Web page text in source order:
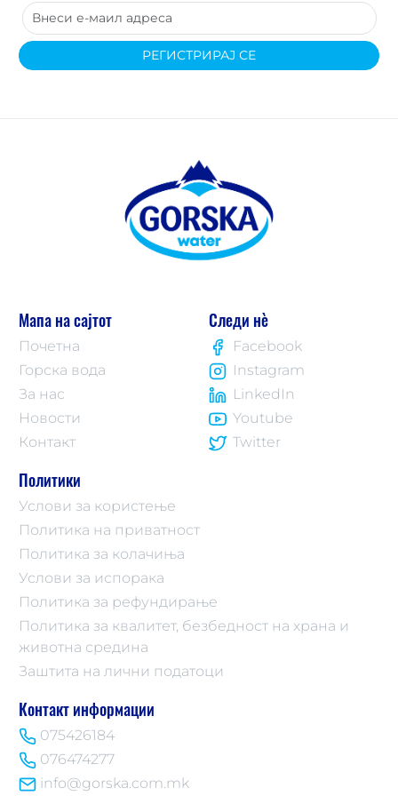
РЕГИСТРИРАЈ СЕ
Мапа на сајтот
Почетна
Горска вода
За нас
Новости
Контакт
Политики
Услови за користење
Политика на приватност
Политика за колачиња
Услови за испорака
Политика за рефундирање
Политика за квалитет, безбедност на храна и
животна средина
Заштита на лични податоци
Контакт информации
075426184
076474277
info@gorska.com.mk
Следи нè
Facebook
Instagram
LinkedIn
Youtube
Twitter